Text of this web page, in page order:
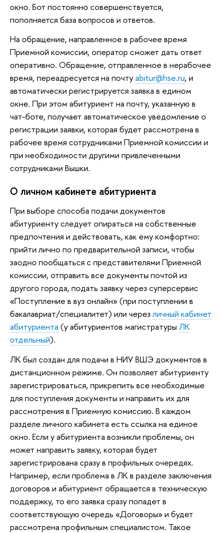
окно. Бот постоянно совершенствуется,
пополняется база вопросов и ответов.
На обращение, направленное в рабочее время
Приемной комиссии, оператор сможет дать ответ
оперативно. Обращение, отправленное в нерабочее
время, переадресуется на почтуabitur@hse.ru, и
автоматически регистрируется заявка в едином
окне. При этом абитуриент на почту, указанную в
чат-боте, получает автоматическое уведомление о
регистрации заявки, которая будет рассмотрена в
рабочее время сотрудниками Приемной комиссии и
при необходимости другими привлеченными
сотрудниками Вышки.
О личном кабинете абитуриента
При выборе способа подачи документов
абитуриенту следует опираться на собственные
предпочтения и действовать, как ему комфортно:
прийти лично по предварительной записи, чтобы
заодно пообщаться с представителями Приемной
комиссии, отправить все документы почтой из
другого города, подать заявку через суперсервис
«Поступление в вуз онлайн» (при поступлении в
бакалавриат/специалитет) или черезличный кабинет
абитуриента (у абитуриентов магистратуры ЛК
отдельный).
ЛК был создан для подачи в НИУ ВШЭ документов в
дистанционном режиме. Он позволяет абитуриенту
зарегистрироваться, прикрепить все необходимые
для поступления документы и направить их для
рассмотрения в Приемную комиссию. В каждом
разделе личного кабинета есть ссылка на единое
окно. Если у абитуриента возникли проблемы, он
может направить заявку, которая будет
зарегистрирована сразу в профильных очередях.
Например, если проблема в ЛК в разделе заключения
договоров и абитуриент обращается в техническую
поддержку, то его заявка сразу попадет в
соответствующую очередь «Договоры» и будет
рассмотрена профильным специалистом. Такое